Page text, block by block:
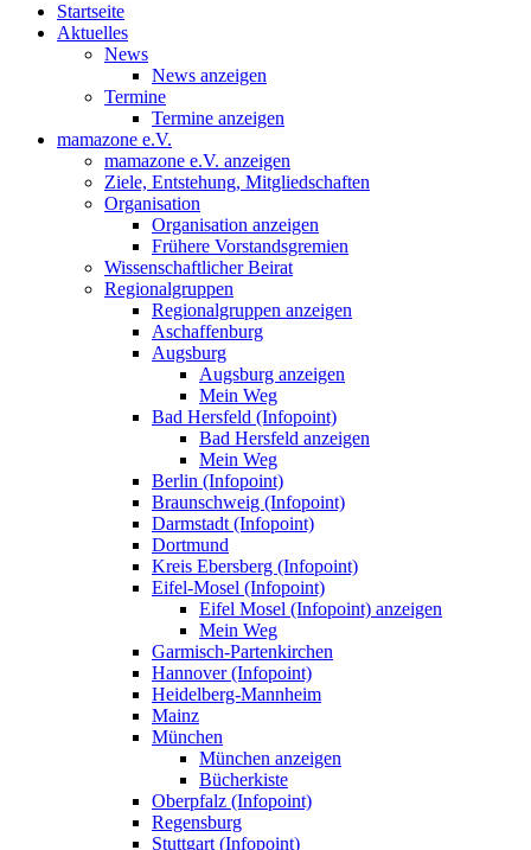
Startseite
Aktuelles
News
News anzeigen
Termine
Termine anzeigen
mamazone e.V.
mamazone e.V. anzeigen
Ziele, Entstehung, Mitgliedschaften
Organisation
Organisation anzeigen
Frühere Vorstandsgremien
Wissenschaftlicher Beirat
Regionalgruppen
Regionalgruppen anzeigen
Aschaffenburg
Augsburg
Augsburg anzeigen
Mein Weg
Bad Hersfeld (Infopoint)
Bad Hersfeld anzeigen
Mein Weg
Berlin (Infopoint)
Braunschweig (Infopoint)
Darmstadt (Infopoint)
Dortmund
Kreis Ebersberg (Infopoint)
Eifel-Mosel (Infopoint)
Eifel Mosel (Infopoint) anzeigen
Mein Weg
Garmisch-Partenkirchen
Hannover (Infopoint)
Heidelberg-Mannheim
Mainz
München
München anzeigen
Bücherkiste
Oberpfalz (Infopoint)
Regensburg
Stuttgart (Infopoint)